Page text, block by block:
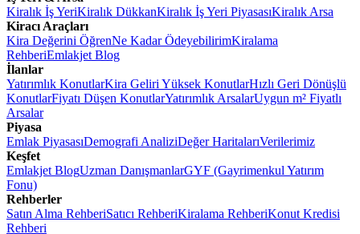
Kiralık İş YeriKiralık DükkanKiralık İş Yeri PiyasasıKiralık Arsa
Kiracı Araçları
Kira Değerini ÖğrenNe Kadar ÖdeyebilirimKiralama
RehberiEmlakjet Blog
İlanlar
Yatırımlık KonutlarKira Geliri Yüksek KonutlarHızlı Geri Dönüşlü
KonutlarFiyatı Düşen KonutlarYatırımlık ArsalarUygun m² Fiyatlı
Arsalar
Piyasa
Emlak PiyasasıDemografi AnaliziDeğer HaritalarıVerilerimiz
Keşfet
Emlakjet BlogUzman DanışmanlarGYF (Gayrimenkul Yatırım
Fonu)
Rehberler
Satın Alma RehberiSatıcı RehberiKiralama RehberiKonut Kredisi
Rehberi